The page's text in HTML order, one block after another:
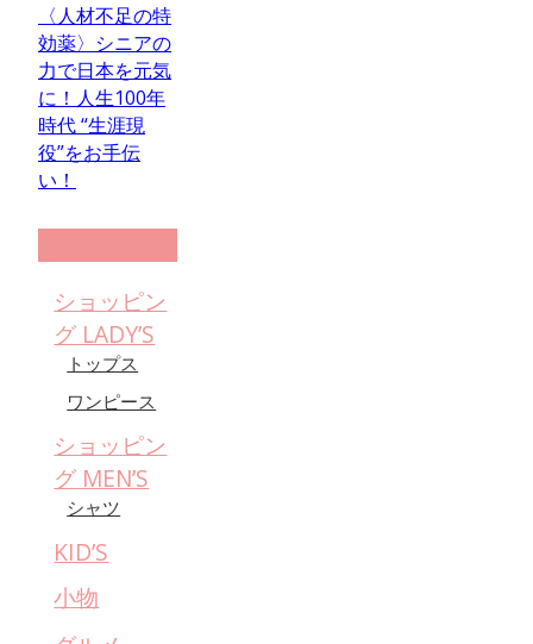
〈人材不足の特
効薬〉シニアの
力で日本を元気
に！人生100年
時代 “生涯現
役”をお手伝
い！
ショッピン
グ LADY’S
トップス
ワンピース
ショッピン
グ MEN’S
シャツ
KID’S
小物